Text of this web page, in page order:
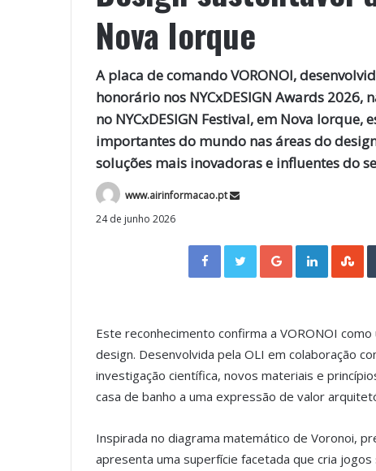
Nova Iorque
A placa de comando VORONOI,
honorário nos NYCxDESIGN Awards
no NYCxDESIGN Festival, em Nova
importantes do mundo nas áreas do
soluções mais inovadoras e influentes do
www.airinformacao.pt
24 de junho 2026
Facebook Twitter Google+ LinkedIn StumbleUpon
Este reconhecimento confirma a VORONOI
design. Desenvolvida pela OLI em colaboração
investigação científica, novos materiais e
casa de banho a uma expressão de valor
Inspirada no diagrama matemático de Voronoi,
apresenta uma superfície facetada que cria